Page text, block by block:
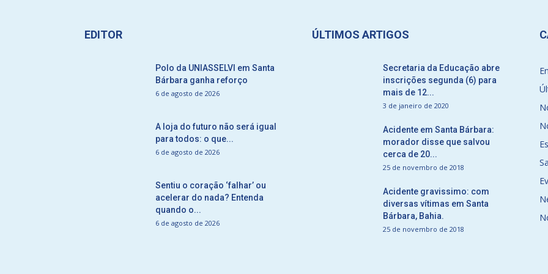
EDITOR
Polo da UNIASSELVI em Santa
Bárbara ganha reforço
6 de agosto de 2026
A loja do futuro não será igual
para todos: o que...
6 de agosto de 2026
Sentiu o coração ‘falhar’ ou
acelerar do nada? Entenda
quando o...
6 de agosto de 2026
ÚLTIMOS ARTIGOS
Secretaria da Educação abre
inscrições segunda (6) para
mais de 12...
3 de janeiro de 2020
Acidente em Santa Bárbara:
morador disse que salvou
cerca de 20...
25 de novembro de 2018
Acidente gravissimo: com
diversas vítimas em Santa
Bárbara, Bahia.
25 de novembro de 2018